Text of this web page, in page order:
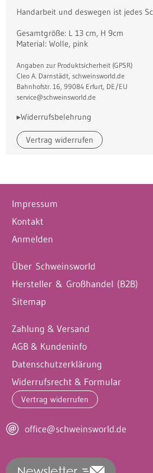
Handarbeit und deswegen ist jedes
Gesamtgröße: L 13 cm, H 9cm
Material: Wolle, pink
Angaben zur Produktsicherheit (GPSR)
Cleo A. Darnstädt, schweinsworld.de
Bahnhofstr. 16, 99084 Erfurt, DE/EU
service@schweinsworld.de
▸Widerrufsbelehrung
Vertrag widerrufen
Impressum
Kontakt
Anmelden
Über Schweinsworld
Hersteller & Großhandel (B2B)
Sitemap
Zahlung & Versand
AGB & Kundeninfo
Datenschutzerklärung
Widerrufsrecht & Formular
Vertrag widerrufen
office@schweinsworld.de